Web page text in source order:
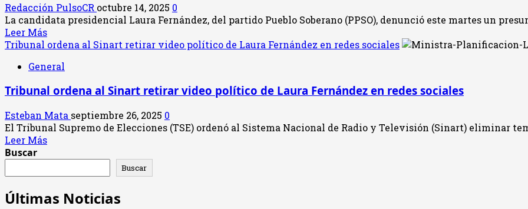
ausencia
en
debates
y
asegura
participación
en
“grandes
espacios
nacionales”
Redacción PulsoCR octubre 14, 2025 0
La candidata presidencial Laura Fernández, del partido Pueblo Soberano (PPSO), denunció este martes un
Leer MásLeer
más
de
Fernández
supuesto
espionaje
en
Tribunal ordena al Sinart retirar video político de Laura Fernández en redes sociales
General
Tribunal ordena al Sinart retirar video político de Laura Fernández en redes sociales
Esteban Mata septiembre 26, 2025 0
El Tribunal Supremo de Elecciones (TSE) ordenó al Sistema Nacional de Radio y Televisión (Sinart) eliminar
Leer MásLeer
de
ordena
Buscar
Buscar
Últimas Noticias